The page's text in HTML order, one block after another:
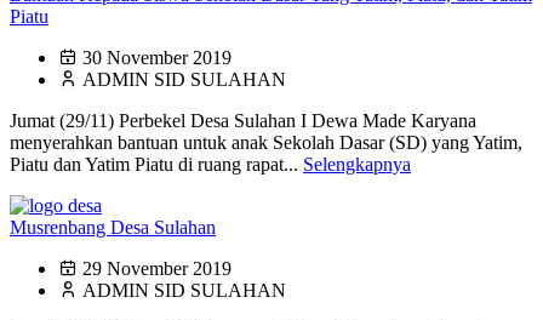
Piatu
30 November 2019
ADMIN SID SULAHAN
Jumat (29/11) Perbekel Desa Sulahan I Dewa Made Karyana
menyerahkan bantuan untuk anak Sekolah Dasar (SD) yang Yatim,
Piatu dan Yatim Piatu di ruang rapat... Selengkapnya
Musrenbang Desa Sulahan
29 November 2019
ADMIN SID SULAHAN